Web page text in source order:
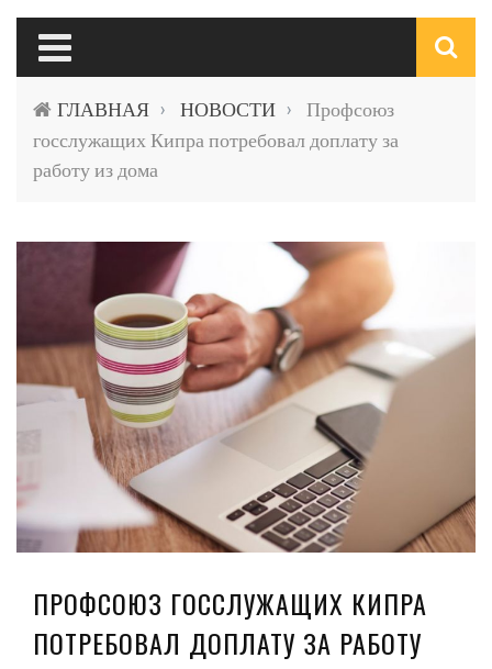
ГЛАВНАЯ › НОВОСТИ ›
Профсоюз
госслужащих Кипра потребовал доплату за
работу из дома
ПРОФСОЮЗ ГОССЛУЖАЩИХ КИПРА
ПОТРЕБОВАЛ ДОПЛАТУ ЗА РАБОТУ